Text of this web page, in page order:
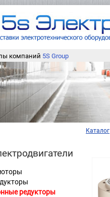
компаний 5S Group
редукторы
Каталог